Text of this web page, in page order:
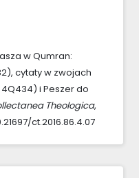
w Qumran:
cytaty w zwojach
4Q434) i Peszer do
Theologica,
ct.2016.86.4.07